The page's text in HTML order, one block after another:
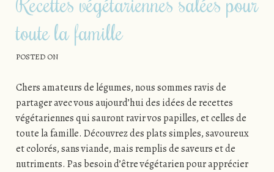
toute la famille
POSTED ON
Chers amateurs de légumes, nous sommes ravis de
partager avec vous aujourd’hui des idées de recettes
végétariennes qui sauront ravir vos papilles, et celles de
toute la famille. Découvrez des plats simples, savoureux
et colorés, sans viande, mais remplis de saveurs et de
nutriments. Pas besoin d’être végétarien pour apprécier